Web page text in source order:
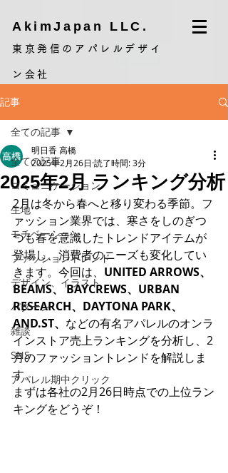
AkimJapan LLC.
東京発信のアパレルデザイ
ン会社
記事
全ての記事
コミュニケーション
生地
モチベーション
ファッショントレンド
デザイン、イラスト
パターン
雑談
SNS
アパレル期中クリック
全ての記事
2025年2月 ランキング分析
明日香 高橋
2025年2月26日 読了時間: 3分
2月は冬から春へと移り変わる季節。フ
ァッション業界では、寒さをしのぎつ
つも春を意識したトレンドアイテムが
登場し、消費者のニーズも変化してい
きます。今回は、 UNITED ARROWS、
BEAMS、 BAYCREWS、URBAN
RESEARCH、DAYTONA PARK、
AND.ST、 などの有名アパレルのオンラ
インストア売上ランキングを分析し、2
月のファッショントレンドを解説しま
す。
まずは各社の2月26日時点での上位ラン
キングをどうぞ！